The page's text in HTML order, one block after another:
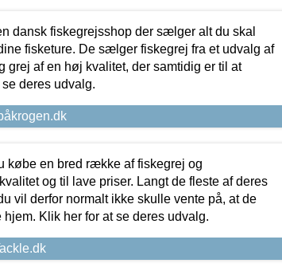
dansk fiskegrejsshop der sælger alt du skal
fisketure. De sælger fiskegrej fra et udvalg af
grej af en høj kvalitet, der samtidig er til at
deres udvalg.
købe en bred række af fiskegrej og
og til lave priser. Langt de fleste af deres
vil derfor normalt ikke skulle vente på, at de
Klik her for at se deres udvalg.